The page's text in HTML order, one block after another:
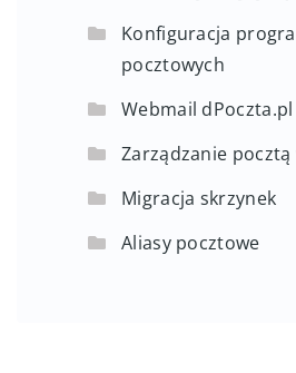
Konfiguracja
pocztowych
Webmail dPoczta.pl
Zarządzanie pocztą
Migracja skrzynek
Aliasy pocztowe